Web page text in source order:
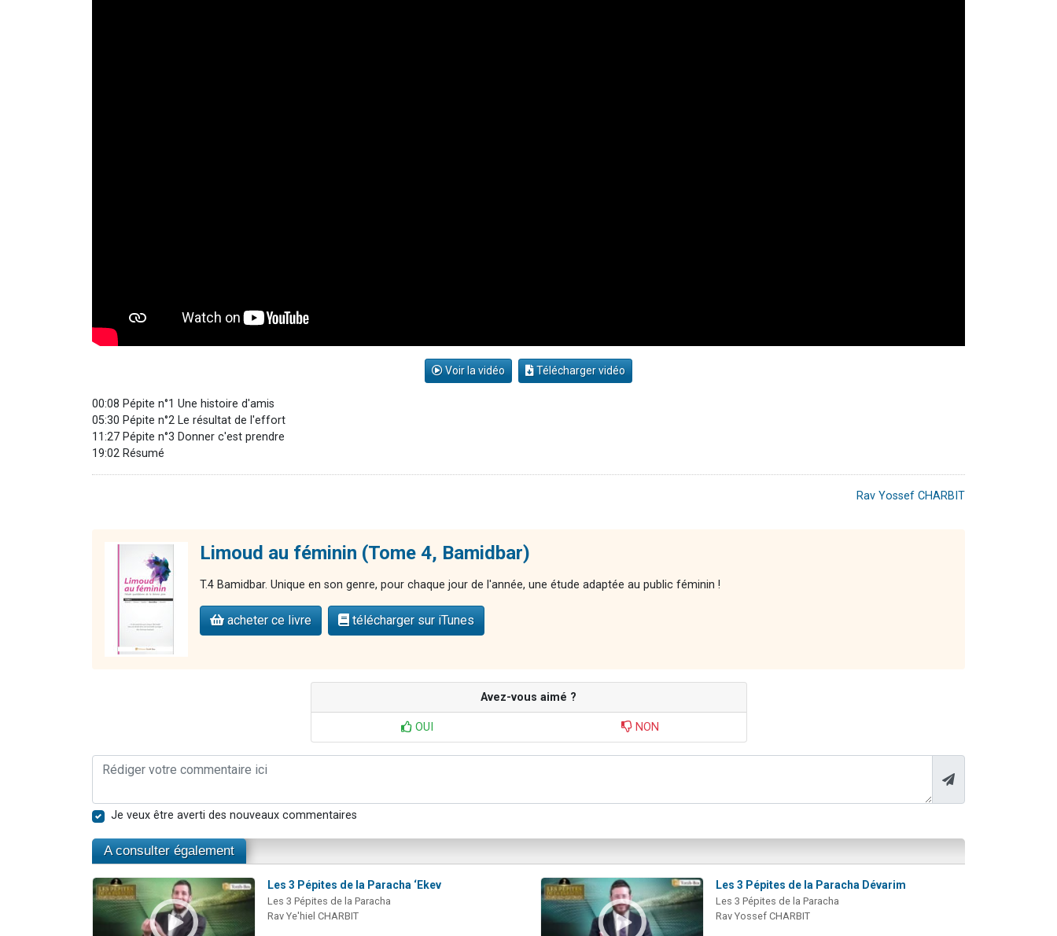
Voir la vidéo Télécharger vidéo
00:08 Pépite n°1 Une histoire d'amis
05:30 Pépite n°2 Le résultat de l'effort
11:27 Pépite n°3 Donner c'est prendre
19:02 Résumé
Rav Yossef CHARBIT
Limoud au féminin (Tome 4, Bamidbar)
T.4 Bamidbar. Unique en son genre, pour chaque jour de l'année, une étude adaptée au public féminin !
acheter ce livre télécharger sur iTunes
Avez-vous aimé ?
OUI NON
Je veux être averti des nouveaux commentaires
A consulter également
Les 3 Pépites de la Paracha ‘Ekev
Les 3 Pépites de la Paracha
Rav Ye'hiel CHARBIT
Les 3 Pépites de la Paracha Dévarim
Les 3 Pépites de la Paracha
Rav Yossef CHARBIT